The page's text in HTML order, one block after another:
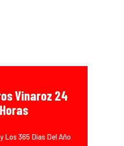
Vinaroz 24
Horas
Los 365 Días Del Año